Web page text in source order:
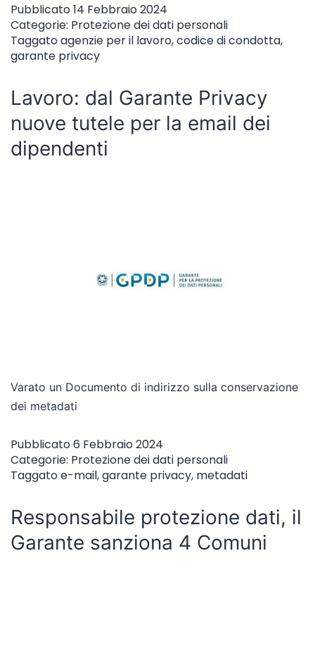
Pubblicato14 Febbraio 2024
Categorie: Protezione dei dati personali
Taggatoagenzie per il lavoro,codice di condotta,
garante privacy
Lavoro: dal Garante Privacy
nuove tutele per la email dei
dipendenti
Varato un Documento di indirizzo sulla conservazione
dei metadati
Pubblicato6 Febbraio 2024
Categorie: Protezione dei dati personali
Taggatoe-mail,garante privacy, metadati
Responsabile protezione dati, il
Garante sanziona 4 Comuni